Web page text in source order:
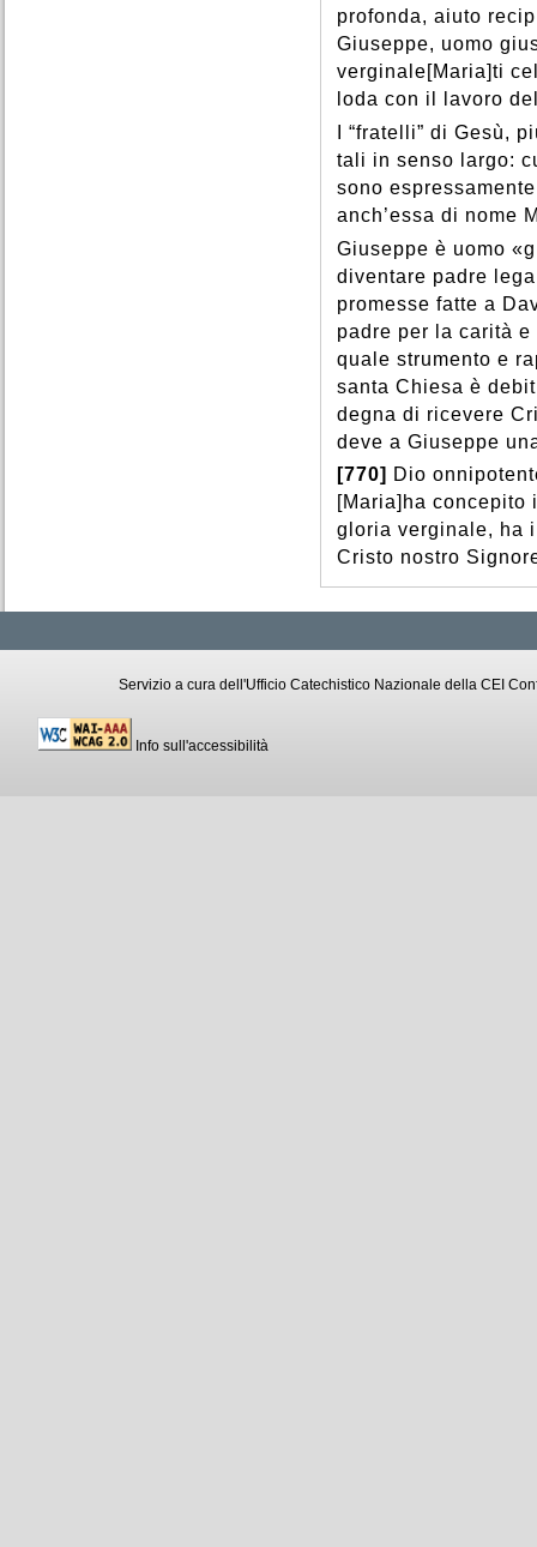
profonda, aiuto
Giuseppe, uomo
verginale[Maria]ti
loda con il lavoro
I “fratelli” di Gesù,
tali in senso largo:
sono
anch’essa di nome
Giuseppe è uomo
diventare padre
promesse fatte a
padre per la carità
quale strumento e
santa Chiesa è
degna di ricevere
deve a Giuseppe
[770] Dio
[Maria]ha
gloria verginale, ha
Cristo nostro
Servizio a cura dell'Ufficio Catechistico Nazionale della CEI
Info sull'accessibilità